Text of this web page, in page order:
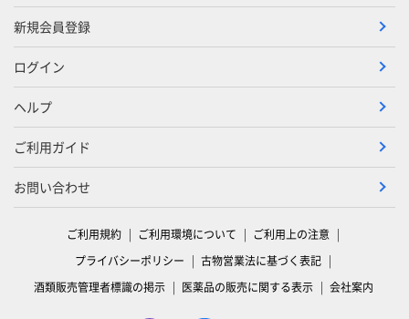
新規会員登録
ログイン
ヘルプ
ご利用ガイド
お問い合わせ
ご利用規約 ご利用環境について
ご利用上の注意
プライバシーポリシー
古物営業法に基づく表記
酒類販売管理者標識の掲示
医薬品の販売に関する表示 会社案内